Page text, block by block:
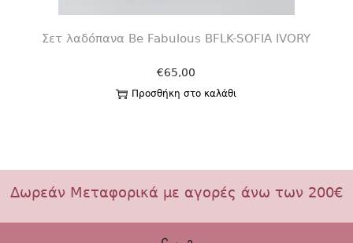
Σετ λαδόπανα Be Fabulous BFLK-SOFIA IVORY
€65,00
Προσθήκη στο καλάθι
Δωρεάν Μεταφορικά με αγορές άνω των 200€